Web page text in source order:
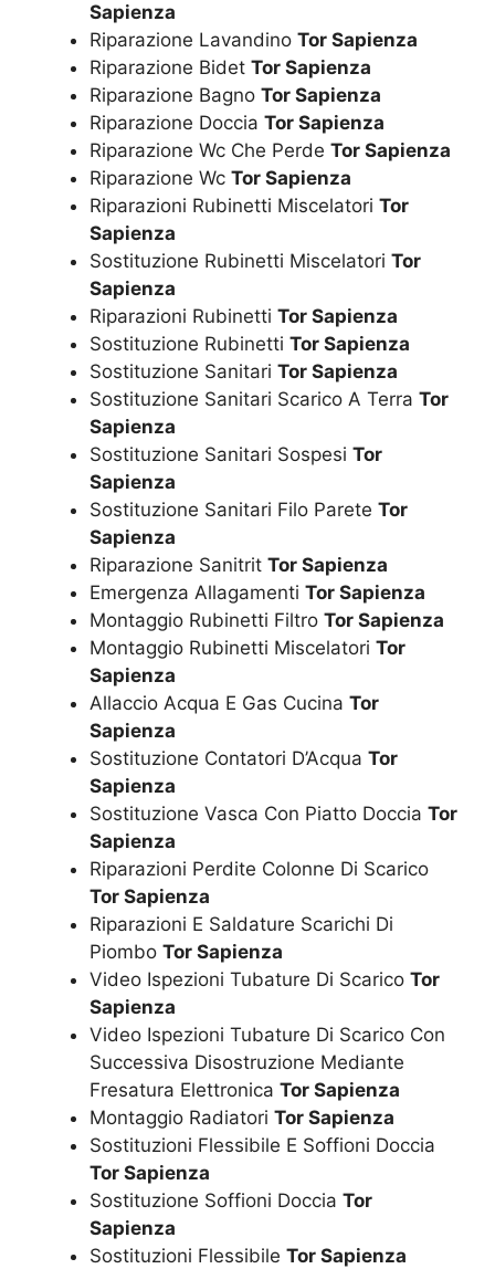
Sapienza
Riparazione Lavandino Tor Sapienza
Riparazione Bidet Tor Sapienza
Riparazione Bagno Tor Sapienza
Riparazione Doccia Tor Sapienza
Riparazione Wc Che Perde Tor Sapienza
Riparazione Wc Tor Sapienza
Riparazioni Rubinetti Miscelatori Tor
Sapienza
Sostituzione Rubinetti Miscelatori Tor
Sapienza
Riparazioni Rubinetti Tor Sapienza
Sostituzione Rubinetti Tor Sapienza
Sostituzione Sanitari Tor Sapienza
Sostituzione Sanitari Scarico A Terra Tor
Sapienza
Sostituzione Sanitari Sospesi Tor
Sapienza
Sostituzione Sanitari Filo Parete Tor
Sapienza
Riparazione Sanitrit Tor Sapienza
Emergenza Allagamenti Tor Sapienza
Montaggio Rubinetti Filtro Tor Sapienza
Montaggio Rubinetti Miscelatori Tor
Sapienza
Allaccio Acqua E Gas Cucina Tor
Sapienza
Sostituzione Contatori D’Acqua Tor
Sapienza
Sostituzione Vasca Con Piatto Doccia Tor
Sapienza
Riparazioni Perdite Colonne Di Scarico
Tor Sapienza
Riparazioni E Saldature Scarichi Di
Piombo Tor Sapienza
Video Ispezioni Tubature Di Scarico Tor
Sapienza
Video Ispezioni Tubature Di Scarico Con
Successiva Disostruzione Mediante
Fresatura Elettronica Tor Sapienza
Montaggio Radiatori Tor Sapienza
Sostituzioni Flessibile E Soffioni Doccia
Tor Sapienza
Sostituzione Soffioni Doccia Tor
Sapienza
Sostituzioni Flessibile Tor Sapienza